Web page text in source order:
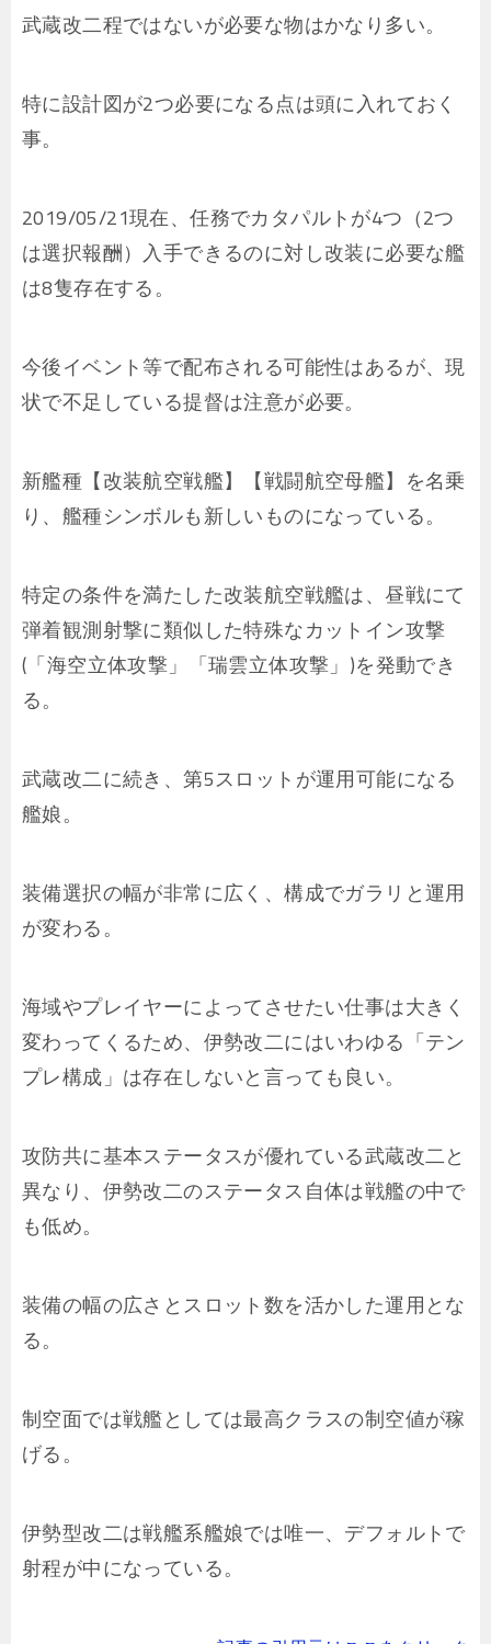
武蔵改二程ではないが必要な物はかなり多い。
特に設計図が2つ必要になる点は頭に入れておく
事。
2019/05/21現在、任務でカタパルトが4つ（2つ
は選択報酬）入手できるのに対し改装に必要な艦
は8隻存在する。
今後イベント等で配布される可能性はあるが、現
状で不足している提督は注意が必要。
新艦種【改装航空戦艦】【戦闘航空母艦】を名乗
り、艦種シンボルも新しいものになっている。
特定の条件を満たした改装航空戦艦は、昼戦にて
弾着観測射撃に類似した特殊なカットイン攻撃
(「海空立体攻撃」「瑞雲立体攻撃」)を発動でき
る。
武蔵改二に続き、第5スロットが運用可能になる
艦娘。
装備選択の幅が非常に広く、構成でガラリと運用
が変わる。
海域やプレイヤーによってさせたい仕事は大きく
変わってくるため、伊勢改二にはいわゆる「テン
プレ構成」は存在しないと言っても良い。
攻防共に基本ステータスが優れている武蔵改二と
異なり、伊勢改二のステータス自体は戦艦の中で
も低め。
装備の幅の広さとスロット数を活かした運用とな
る。
制空面では戦艦としては最高クラスの制空値が稼
げる。
伊勢型改二は戦艦系艦娘では唯一、デフォルトで
射程が中になっている。